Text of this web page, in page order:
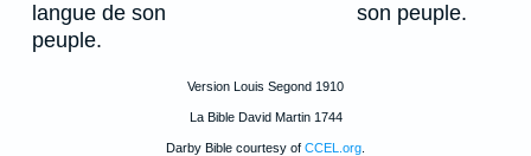
langue de son
peuple.
son peuple.
Version Louis Segond 1910
La Bible David Martin 1744
Darby Bible courtesy of CCEL.org